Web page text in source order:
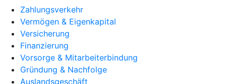
Zahlungsverkehr
Vermögen & Eigenkapital
Versicherung
Finanzierung
Vorsorge & Mitarbeiterbindung
Gründung & Nachfolge
Auslandsgeschäft